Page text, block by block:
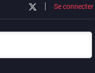
Se connecter